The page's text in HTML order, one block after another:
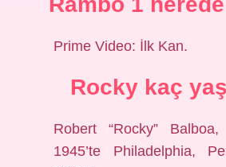
Prime Video: İlk Kan.
Rocky kaç
Robert “Rocky”
1945’te Philadelphia,